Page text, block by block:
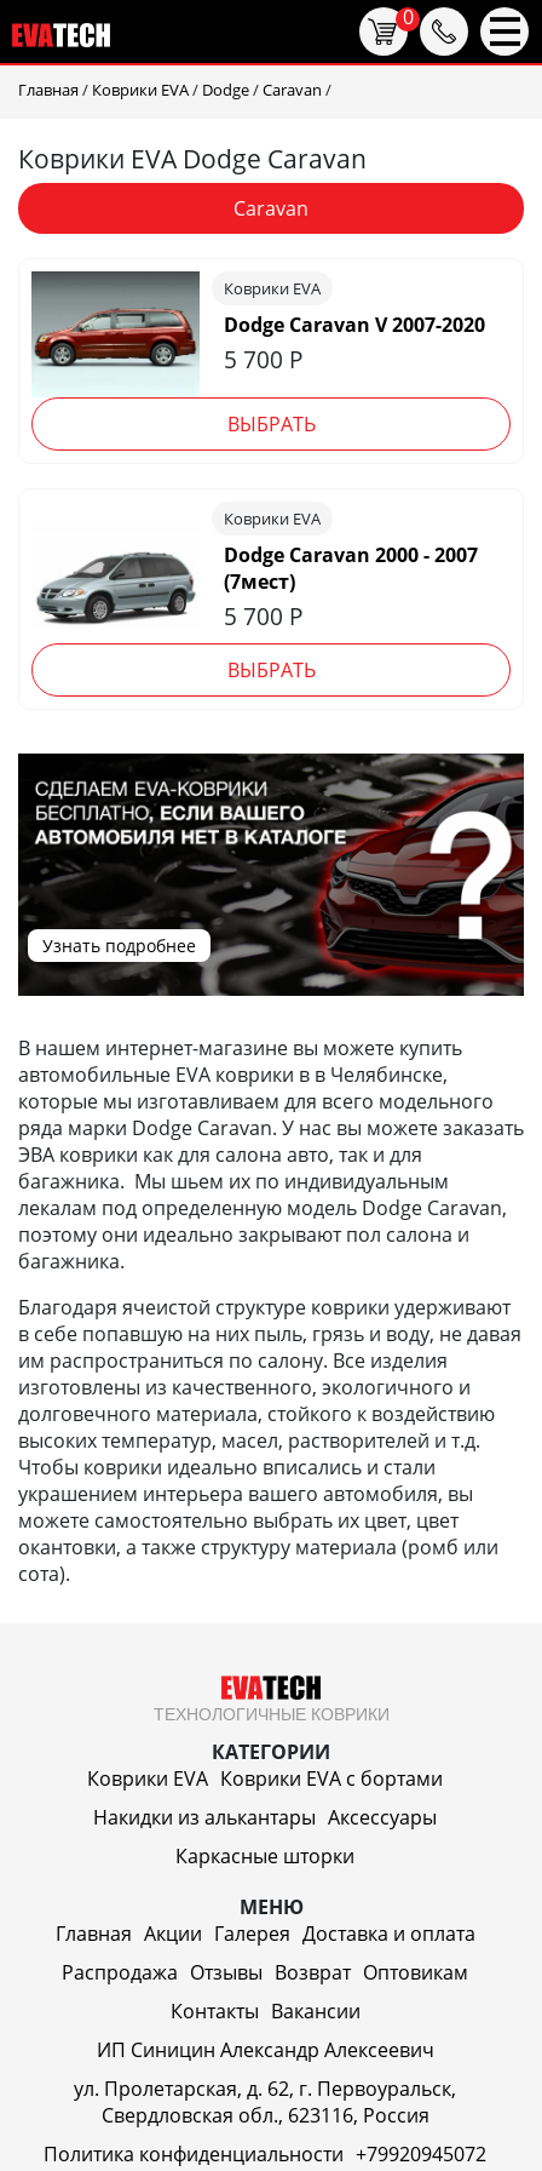
Главная / Коврики EVA/ Dodge/Caravan /
Коврики EVA Dodge Caravan
Caravan
Коврики EVA
Dodge Caravan V 2007-2020
5 700 Р
ВЫБРАТЬ
Коврики EVA
Dodge Caravan 2000 - 2007
(7мест)
5 700 Р
ВЫБРАТЬ
Узнать подробнее
В нашем интернет-магазине вы можете купить
автомобильные EVA коврики в в Челябинске,
которые мы изготавливаем для всего модельного
ряда марки Dodge Caravan. У нас вы можете заказать
ЭВА коврики как для салона авто, так и для
багажника. Мы шьем их по индивидуальным
лекалам под определенную модель Dodge Caravan,
поэтому они идеально закрывают пол салона и
багажника.
Благодаря ячеистой структуре коврики удерживают
в себе попавшую на них пыль, грязь и воду, не давая
им распространиться по салону. Все изделия
изготовлены из качественного, экологичного и
долговечного материала, стойкого к воздействию
высоких температур, масел, растворителей и т.д.
Чтобы коврики идеально вписались и стали
украшением интерьера вашего автомобиля, вы
можете самостоятельно выбрать их цвет, цвет
окантовки, а также структуру материала (ромб или
сота).
ТЕХНОЛОГИЧНЫЕ КОВРИКИ
КАТЕГОРИИ
Коврики EVA Коврики EVA c бортами
Накидки из алькантары Аксессуары
Каркасные шторки
МЕНЮ
Главная Акции Галерея Доставка и оплата
Распродажа Отзывы Возврат Оптовикам
Контакты Вакансии
ИП Синицин Александр Алексеевич
ул. Пролетарская, д. 62, г. Первоуральск,
Свердловская обл., 623116, Россия
Политика конфиденциальности +79920945072
0